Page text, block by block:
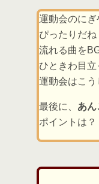
運動会のに
ぴったりだね
流れる曲を
ひときわ目立
運動会はこう
最後に、 あん
ポイントは？